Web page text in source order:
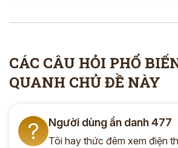
CÁC CÂU HỎI PHỔ
QUANH CHỦ ĐỀ NÀY
? Người dùng ẩn danh 477
Tôi hay thức đêm xem điện
ĐĂNG KÝ TƯ VẤN »
ĐĂNG KÝ ĐẾN KHÁM TRỰC